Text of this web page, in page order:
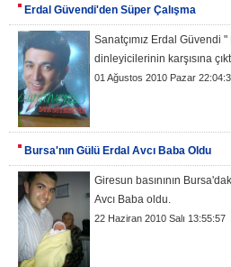
Erdal Güvendi'den Süper Çalışma
Sanatçımız Erdal Güvendi
dinleyicilerinin karşısına
01 Ağustos 2010 Pazar
Bursa'nın Gülü Erdal Avcı Baba Oldu
Giresun basınının
Avcı Baba oldu.
22 Haziran 2010 Salı 13:55:57